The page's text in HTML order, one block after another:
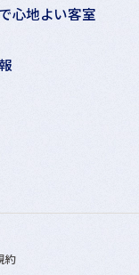
心地よい客室
約